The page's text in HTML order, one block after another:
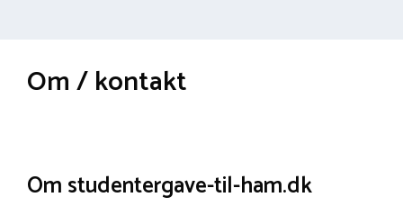
Om / kontakt
Om studentergave-til-ham.dk